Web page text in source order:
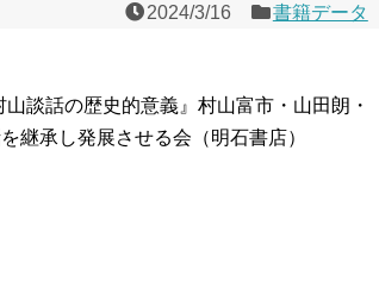
2024/3/16 書籍データ
談話の歴史的意義』村山富市・山田朗・
継承し発展させる会（明石書店）